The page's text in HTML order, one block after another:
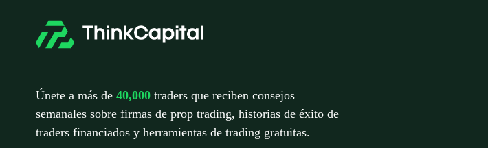
Únete a más de 40,000 traders que reciben consejos
semanales sobre firmas de prop trading, historias de éxito de
traders financiados y herramientas de trading gratuitas.